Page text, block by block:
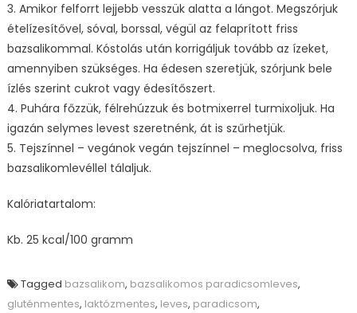
3. Amikor felforrt lejjebb vesszük alatta a lángot. Megszórjuk
ételízesítővel, sóval, borssal, végül az felaprított friss
bazsalikommal. Kóstolás után korrigáljuk tovább az ízeket,
amennyiben szükséges. Ha édesen szeretjük, szórjunk bele
ízlés szerint cukrot vagy édesítőszert.
4. Puhára főzzük, félrehúzzuk és botmixerrel turmixoljuk. Ha
igazán selymes levest szeretnénk, át is szűrhetjük.
5. Tejszínnel – vegánok vegán tejszínnel – meglocsolva, friss
bazsalikomlevéllel tálaljuk.
Kalóriatartalom:
Kb. 25 kcal/100 gramm
Tagged bazsalikom, bazsalikomos paradicsomleves,
gluténmentes, laktózmentes, leves, paradicsom,